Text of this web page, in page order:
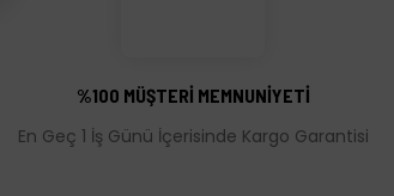
%100 MÜŞTERİ MEMNUNİYETİ
En Geç 1 İş Günü İçerisinde Kargo Garantisi